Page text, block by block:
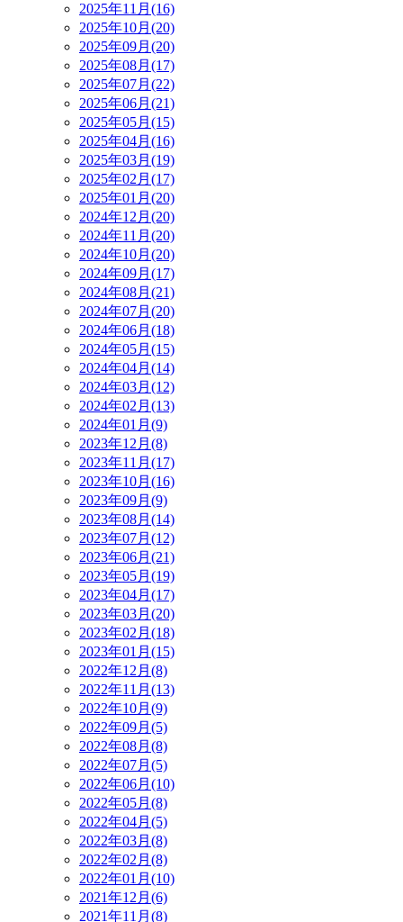
2025年11月(16)
2025年10月(20)
2025年09月(20)
2025年08月(17)
2025年07月(22)
2025年06月(21)
2025年05月(15)
2025年04月(16)
2025年03月(19)
2025年02月(17)
2025年01月(20)
2024年12月(20)
2024年11月(20)
2024年10月(20)
2024年09月(17)
2024年08月(21)
2024年07月(20)
2024年06月(18)
2024年05月(15)
2024年04月(14)
2024年03月(12)
2024年02月(13)
2024年01月(9)
2023年12月(8)
2023年11月(17)
2023年10月(16)
2023年09月(9)
2023年08月(14)
2023年07月(12)
2023年06月(21)
2023年05月(19)
2023年04月(17)
2023年03月(20)
2023年02月(18)
2023年01月(15)
2022年12月(8)
2022年11月(13)
2022年10月(9)
2022年09月(5)
2022年08月(8)
2022年07月(5)
2022年06月(10)
2022年05月(8)
2022年04月(5)
2022年03月(8)
2022年02月(8)
2022年01月(10)
2021年12月(6)
2021年11月(8)